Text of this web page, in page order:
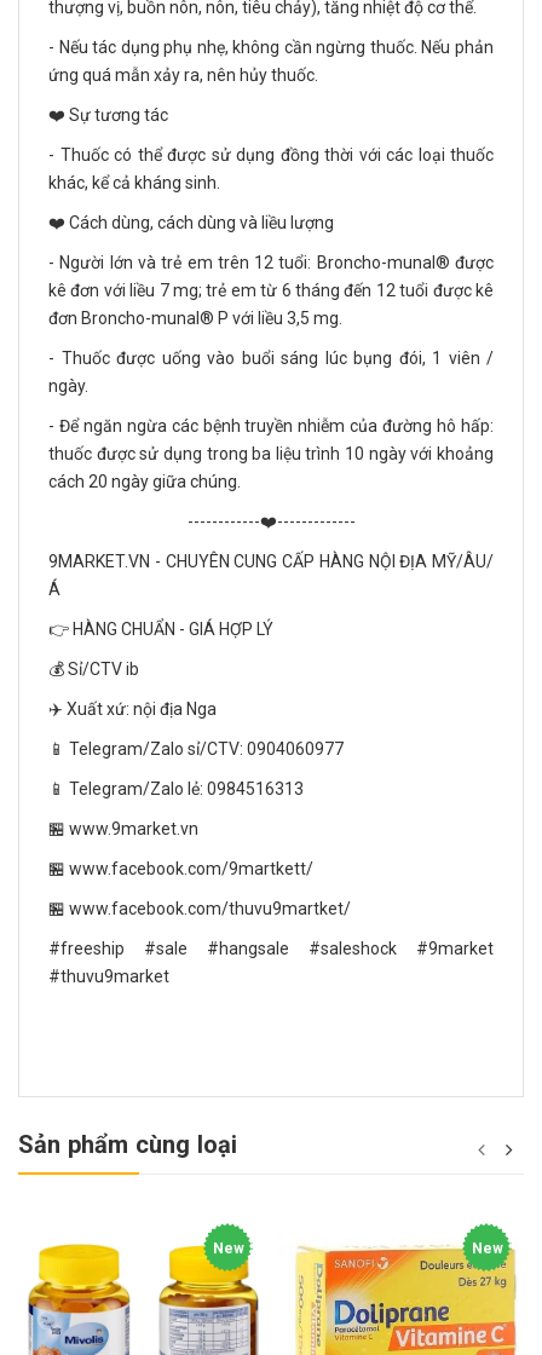
thượng vị, buồn nôn, nôn, tiêu chảy), tăng nhiệt độ cơ thể.
- Nếu tác dụng phụ nhẹ, không cần ngừng thuốc. Nếu phản
ứng quá mẫn xảy ra, nên hủy thuốc.
❤️ Sự tương tác
- Thuốc có thể được sử dụng đồng thời với các loại thuốc
khác, kể cả kháng sinh.
❤️ Cách dùng, cách dùng và liều lượng
- Người lớn và trẻ em trên 12 tuổi: Broncho-munal® được
kê đơn với liều 7 mg; trẻ em từ 6 tháng đến 12 tuổi được kê
đơn Broncho-munal® P với liều 3,5 mg.
- Thuốc được uống vào buổi sáng lúc bụng đói, 1 viên /
ngày.
- Để ngăn ngừa các bệnh truyền nhiễm của đường hô hấp:
thuốc được sử dụng trong ba liệu trình 10 ngày với khoảng
cách 20 ngày giữa chúng.
------------❤️-------------
9MARKET.VN - CHUYÊN CUNG CẤP HÀNG NỘI ĐỊA MỸ/ÂU/
Á
👉 HÀNG CHUẨN - GIÁ HỢP LÝ
💰 Sỉ/CTV ib
✈️ Xuất xứ: nội địa Nga
📱 Telegram/Zalo sỉ/CTV: 0904060977
📱 Telegram/Zalo lẻ: 0984516313
🏪 www.9market.vn
🏪 www.facebook.com/9martkett/
🏪 www.facebook.com/thuvu9martket/
#freeship #sale #hangsale #saleshock #9market
#thuvu9market
Sản phẩm cùng loại
New New